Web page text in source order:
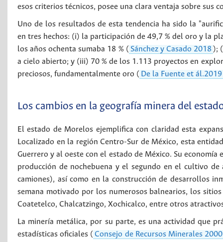
esos criterios técnicos, posee una clara ventaja sobre sus
Uno de los resultados de esta tendencia ha sido la
en tres hechos: (i) la participación de 49,7 % del oro y la
los años ochenta sumaba 18 % ( Sánchez y Casado 2018 );
a cielo abierto; y (iii) 70 % de los 1.113 proyectos en
preciosos, fundamentalmente oro ( De la Fuente et ál.2019
Los cambios en la geografía minera del
El estado de Morelos ejemplifica con claridad esta
Localizado en la región Centro-Sur de México, esta
Guerrero y al oeste con el estado de México. Su
producción de nochebuena y el segundo en el cultivo
camiones), así como en la construcción de desarrollos
semana motivado por los numerosos balnearios, los
Coatetelco, Chalcatzingo, Xochicalco, entre otros
La minería metálica, por su parte, es una actividad que
estadísticas oficiales ( Consejo de Recursos Minerales 2000